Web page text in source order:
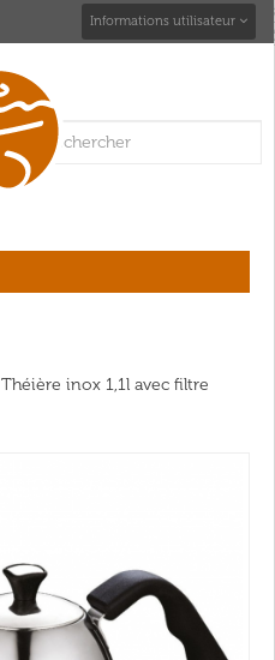
Informations utilisateur
Théière inox 1,1l avec filtre